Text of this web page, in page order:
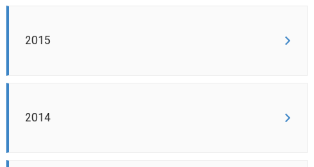
2015
2014